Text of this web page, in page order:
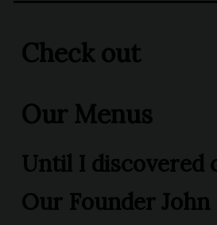
Check out
Our Menus
Until I discovered
Our Founder